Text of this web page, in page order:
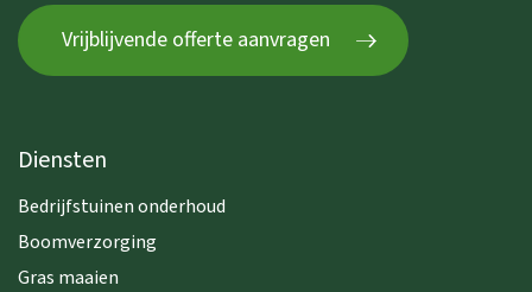
Vrijblijvende offerte aanvragen
Diensten
Bedrijfstuinen onderhoud
Boomverzorging
Gras maaien